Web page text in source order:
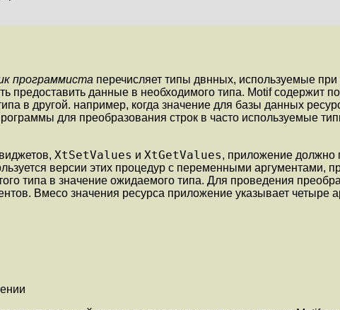
программиста перечисляет типы двнных, используемые
предоставить данные в необходимого типа. Motif
в другой. например, когда значение для базы данных
для преобразования строк в часто используемые
XtSetValues и XtGetValues, приложение должно
версии этих процедур с переменными аргументами,
типа в значение ожидаемого типа. Для проведения
Вмесо значения ресурса приложение указывает четыре